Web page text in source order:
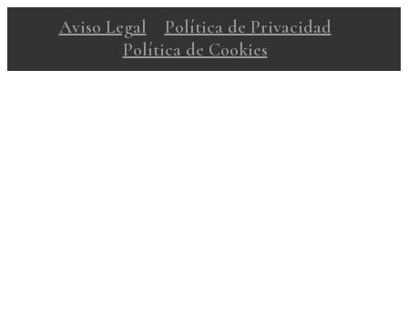
Aviso Legal
Política de Privacidad
Política de Cookies